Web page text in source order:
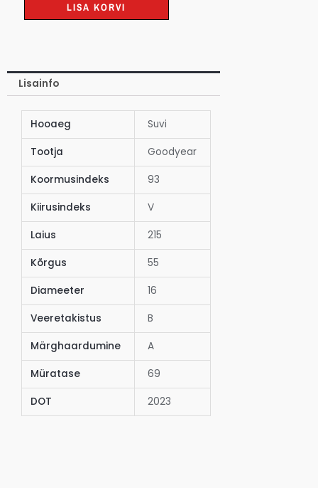
LISA KORVI
Lisainfo
Hooaeg Suvi
Tootja Goodyear
Koormusindeks 93
Kiirusindeks V
Laius 215
Kõrgus 55
Diameeter 16
Veeretakistus B
Märghaardumine A
Müratase 69
DOT 2023